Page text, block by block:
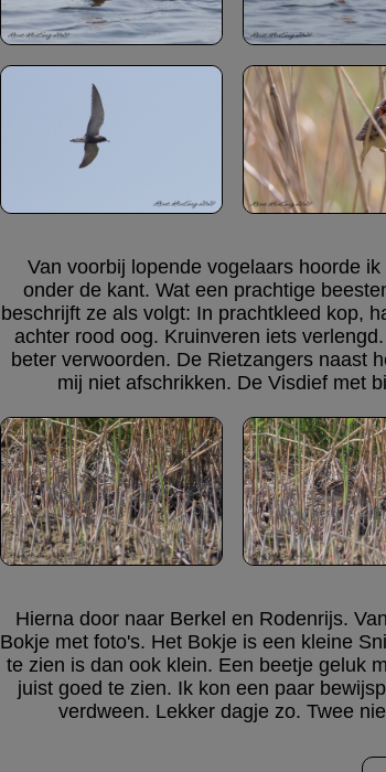
Van voorbij lopende vogelaars hoorde
onder de kant. Wat een prachtige
beschrijft ze als volgt: In prachtkleed kop,
achter rood oog. Kruinveren iets
beter verwoorden. De Rietzangers naast
mij niet afschrikken. De Visdief met
Hierna door naar Berkel en Rodenrijs.
Bokje met foto's. Het Bokje is een kleine
te zien is dan ook klein. Een beetje geluk
juist goed te zien. Ik kon een paar
verdween. Lekker dagje zo. Twee